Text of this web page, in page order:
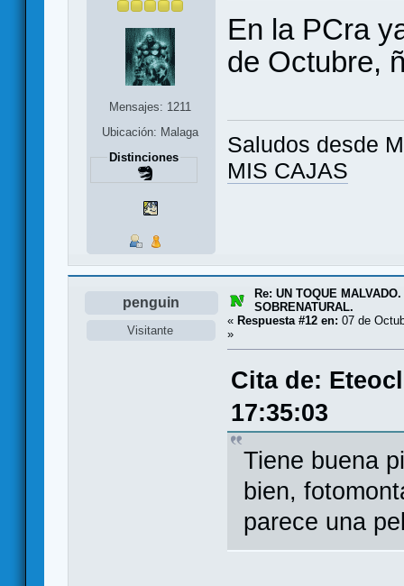
Mensajes: 1211
Ubicación: Malaga
Distinciones
En la PCra
de Octubre,
Saludos desde
MIS CAJAS
penguin
Visitante
Re: UN TOQUE
SOBRENATURAL.
« Respuesta #12 en: 07 de
»
Cita de:
17:35:03
Tiene buena
bien,
parece una